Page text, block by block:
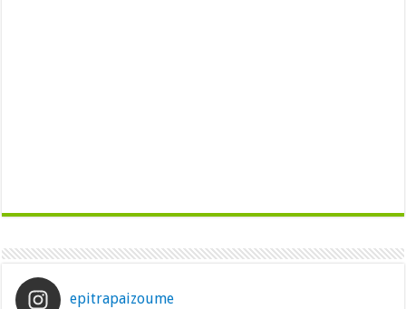
epitrapaizoume